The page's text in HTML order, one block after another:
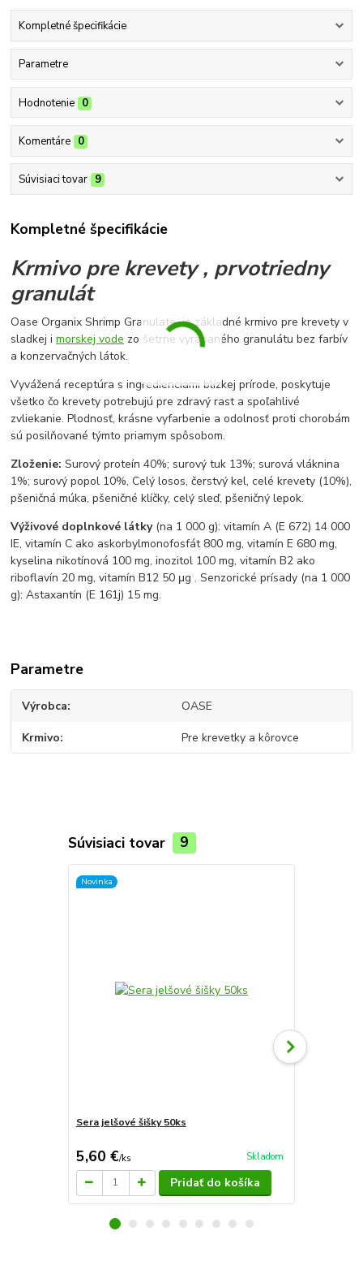
Kompletné špecifikácie
Parametre
Hodnotenie 0
Komentáre 0
Súvisiaci tovar 9
Kompletné špecifikácie
Krmivo pre krevety , prvotriedny
granulát
Oase Organix Shrimp Granulate je základné krmivo pre krevety v
sladkej imorskej vode zo šetrne vyrábaného granulátu bez farbív
a konzervačných látok.
Vyvážená receptúra ​​s ingredienciami blízkej prírode, poskytuje
všetko čo krevety potrebujú pre zdravý rast a spoľahlivé
zvliekanie. Plodnosť, krásne vyfarbenie a odolnosť proti chorobám
sú posilňované týmto priamym spôsobom.
Zloženie:Surový proteín 40%; surový tuk 13%; surová vláknina
1%; surový popol 10%,Celý losos, čerstvý kel, celé krevety (10%),
pšeničná múka, pšeničné klíčky, celý sleď, pšeničný lepok.
Výživové doplnkové látky(na 1 000 g): vitamín A (E 672) 14 000
IE, vitamín C ako askorbylmonofosfát 800 mg, vitamín E 680 mg,
kyselina nikotínová 100 mg, inozitol 100 mg, vitamín B2 ako
riboflavín 20 mg, vitamín B12 50 μg . Senzorické prísady (na 1 000
g): Astaxantín (E 161j) 15 mg.
Parametre
Výrobca OASE
Krmivo Pre krevetky a kôrovce
Súvisiaci tovar 9
Novinka
Sera jelšové šišky 50ks
5,60 €/ks Skladom
Pridať do košíka